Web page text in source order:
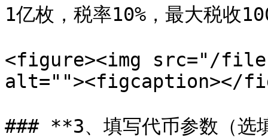
1亿枚，税率10%，最大税收
<figure><img src="/
alt=""><figcaption></
### **3、填写代币参数（选